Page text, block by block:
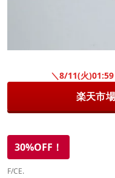
＼8/11(火
楽天市
30%OFF！
F/CE.